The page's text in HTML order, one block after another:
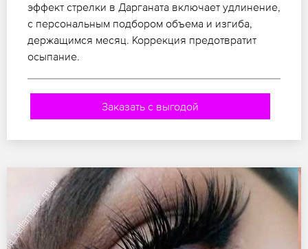
эффект стрелки в Дарганата включает удлинение,
с персональным подбором объема и изгиба,
держащимся месяц. Коррекция предотвратит
осыпание.
Заказать с выгодой